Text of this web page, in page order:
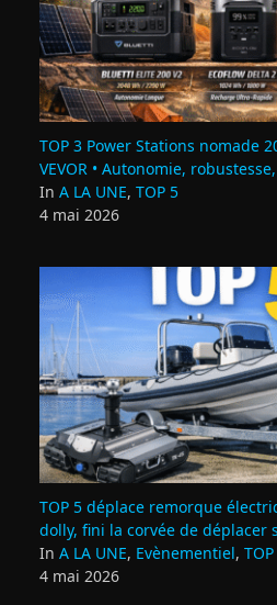
TOP 3 Power Stations nomade
VEVOR • Autonomie,
In A LA UNE, TOP 5
4 mai 2026
TOP 5 déplace remorque
dolly, fini la corvée de déplacer
In A LA UNE, Evènementiel,
4 mai 2026